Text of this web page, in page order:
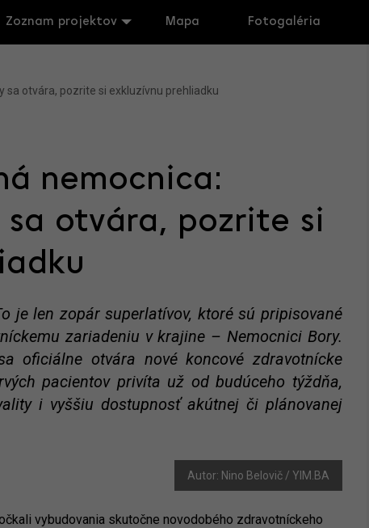
Zoznam projektov Mapa Fotogaléria
sa otvára, pozrite si exkluzívnu prehliadku
nemocnica:
sa otvára, pozrite si
je len zopár superlatívov, ktoré sú pripisované
zariadeniu v krajine – Nemocnici Bory.
oficiálne otvára nové koncové zdravotnícke
pacientov privíta už od budúceho týždňa,
i vyššiu dostupnosť akútnej či plánovanej
Autor: Nino Belovič / YIM.BA
vybudovania skutočne novodobého zdravotníckeho